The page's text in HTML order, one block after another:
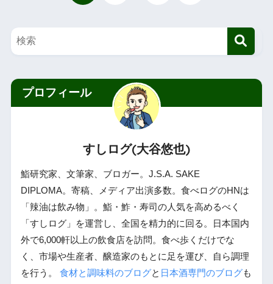
プロフィール
すしログ(大谷悠也)
鮨研究家、文筆家、ブロガー。J.S.A. SAKE
DIPLOMA。寄稿、メディア出演多数。食べログのHNは
「辣油は飲み物」。鮨・鮓・寿司の人気を高めるべく
「すしログ」を運営し、全国を精力的に回る。日本国内
外で6,000軒以上の飲食店を訪問。食べ歩くだけでな
く、市場や生産者、醸造家のもとに足を運び、自ら調理
を行う。 食材と調味料のブログと 日本酒専門のブログも